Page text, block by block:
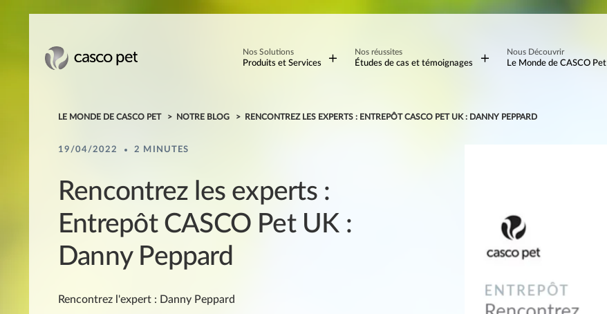
Nos Solutions
Produits et Services
Nos réussites
Études de cas et témoignages
Nous Découvrir
Le Monde de CASCO Pet
LE MONDE DE CASCO PET NOTRE BLOG RENCONTREZ LES EXPERTS : ENTREPÔT CASCO PET UK : DANNY PEPPARD
19/04/2022 2 MINUTES
Rencontrez les experts :
Entrepôt CASCO Pet UK :
Danny Peppard
Rencontrez l'expert : Danny Peppard